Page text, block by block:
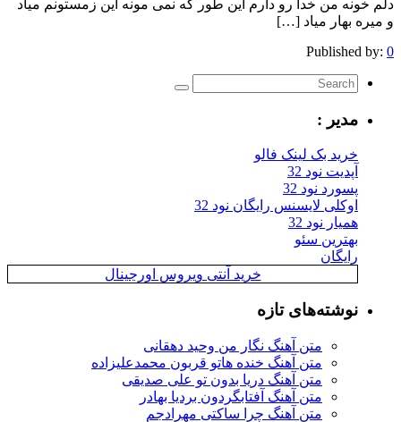
دلم خونه من خدا رو دارم این طور که نمی مونه این زمستونم میاد
و میره بهار میاد […]
Published by: 0
مدیر :
خرید بک لینک فالو
آپدیت نود 32
پسورد نود 32
اوکلی لایسنس رایگان نود 32
همیار نود 32
بهترین سئو
رایگان
خرید آنتی ویروس اورجینال
نوشته‌های تازه
متن آهنگ نگار من وحید دهقانی
متن آهنگ خنده هاتو قربون محمدعلیزاده
متن آهنگ دریا بدون تو علی صدیقی
متن آهنگ آفتابگردون بردیا بهادر
متن آهنگ چرا ساکتی مهرادجم